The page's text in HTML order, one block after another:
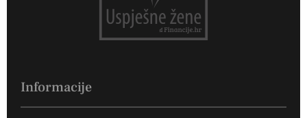
Informacije